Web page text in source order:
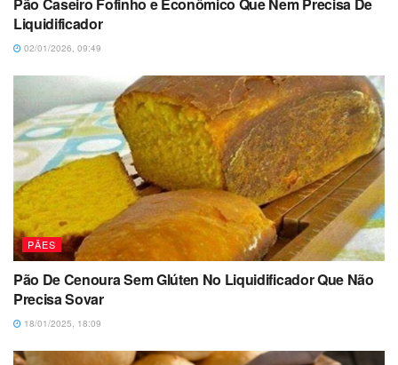
Liquidificador
02/01/2026, 09:49
PÃES
Pão De Cenoura Sem Glúten No Liquidificador Que Não
Precisa Sovar
18/01/2025, 18:09